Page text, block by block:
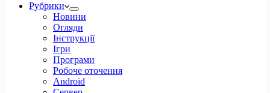
Рубрики
Новини
Огляди
Інструкції
Ігри
Програми
Робоче оточення
Android